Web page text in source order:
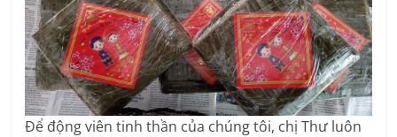
Để động viên tinh thần của chúng tôi, chị Thư luôn